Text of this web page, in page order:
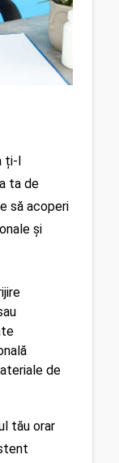
ți-l
ta de
să acoperi
și
de
tău orar